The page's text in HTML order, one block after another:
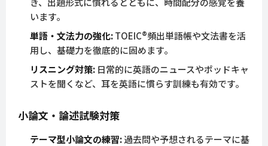
います。
単語・文法力の強化:TOEIC®頻出単語帳や文法書を活
用し、基礎力を徹底的に固めます。
リスニング対策: 日常的に英語のニュースやポッドキャ
ストを聞くなど、耳を英語に慣らす訓練も有効です。
小論文・論述試験対策
テーマ型小論文の練習:過去問や予想されるテーマに基